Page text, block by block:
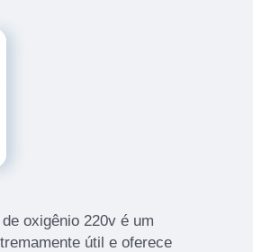
oxigênio 220v é um
útil e oferece